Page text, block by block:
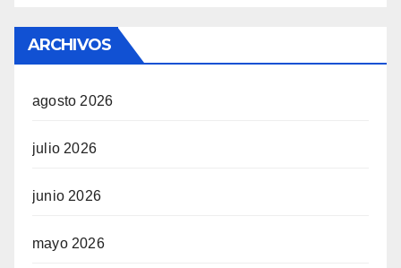
ARCHIVOS
agosto 2026
julio 2026
junio 2026
mayo 2026